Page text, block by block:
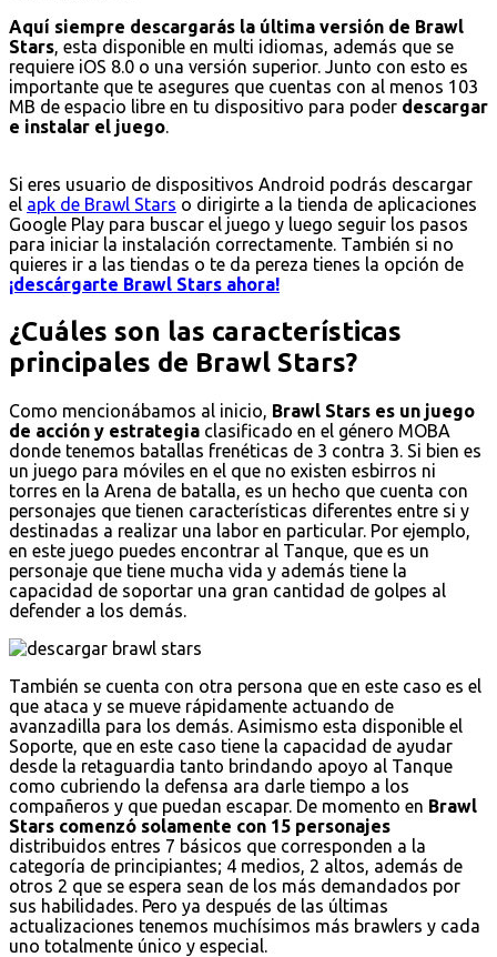
Aquí siempre descargarás la última versión de Brawl
Stars, esta disponible en multi idiomas, además que se
requiere iOS 8.0 o una versión superior. Junto con esto es
importante que te asegures que cuentas con al menos 103
MB de espacio libre en tu dispositivo para poder descargar
e instalar el juego.
Si eres usuario de dispositivos Android podrás descargar
el apk de Brawl Stars o dirigirte a la tienda de aplicaciones
Google Play para buscar el juego y luego seguir los pasos
para iniciar la instalación correctamente. También si no
quieres ir a las tiendas o te da pereza tienes la opción de
¡descárgarte Brawl Stars ahora!
¿Cuáles son las características
principales de Brawl Stars?
Como mencionábamos al inicio, Brawl Stars es un juego
de acción y estrategia clasificado en el género MOBA
donde tenemos batallas frenéticas de 3 contra 3. Si bien es
un juego para móviles en el que no existen esbirros ni
torres en la Arena de batalla, es un hecho que cuenta con
personajes que tienen características diferentes entre si y
destinadas a realizar una labor en particular. Por ejemplo,
en este juego puedes encontrar al Tanque, que es un
personaje que tiene mucha vida y además tiene la
capacidad de soportar una gran cantidad de golpes al
defender a los demás.
También se cuenta con otra persona que en este caso es el
que ataca y se mueve rápidamente actuando de
avanzadilla para los demás. Asimismo esta disponible el
Soporte, que en este caso tiene la capacidad de ayudar
desde la retaguardia tanto brindando apoyo al Tanque
como cubriendo la defensa ara darle tiempo a los
compañeros y que puedan escapar. De momento en Brawl
Stars comenzó solamente con 15 personajes
distribuidos entres 7 básicos que corresponden a la
categoría de principiantes; 4 medios, 2 altos, además de
otros 2 que se espera sean de los más demandados por
sus habilidades. Pero ya después de las últimas
actualizaciones tenemos muchísimos más brawlers y cada
uno totalmente único y especial.